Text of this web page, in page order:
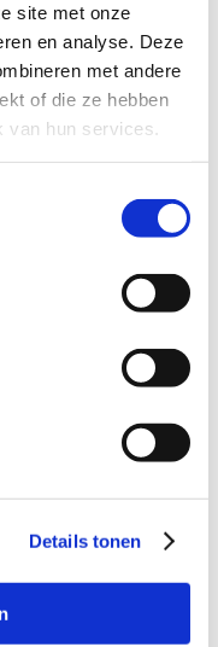
site met onze
en analyse. Deze
met andere
of die ze hebben
hun services.
Details tonen
of directe
van 5 tot 9
vervoer om het
Theunissen,
Leudal, via